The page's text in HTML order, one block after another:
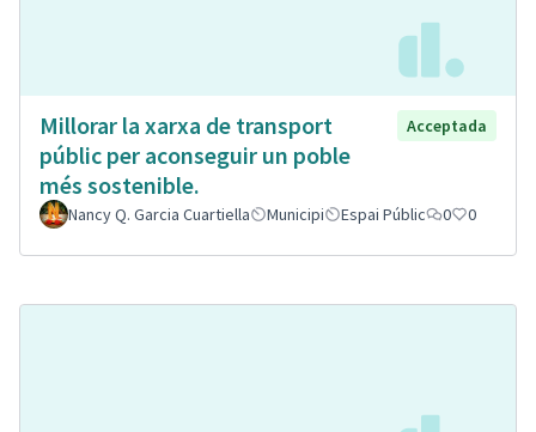
Millorar la xarxa de transport
públic per aconseguir un poble
més sostenible.
Acceptada
Nancy Q. Garcia Cuartiella Municipi Espai Públic 0 0